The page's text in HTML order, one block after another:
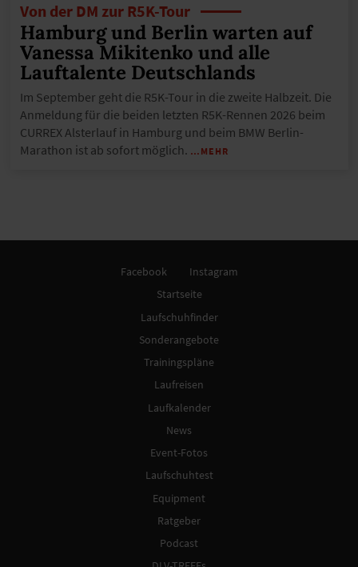
Von der DM zur R5K-Tour
Hamburg und Berlin warten auf
Vanessa Mikitenko und alle
Lauftalente Deutschlands
Im September geht die R5K-Tour in die zweite Halbzeit. Die
Anmeldung für die beiden letzten R5K-Rennen 2026 beim
CURREX Alsterlauf in Hamburg und beim BMW Berlin-
Marathon ist ab sofort möglich. …MEHR
Facebook
Instagram
Startseite
Laufschuhfinder
Sonderangebote
Trainingspläne
Laufreisen
Laufkalender
News
Event-Fotos
Laufschuhtest
Equipment
Ratgeber
Podcast